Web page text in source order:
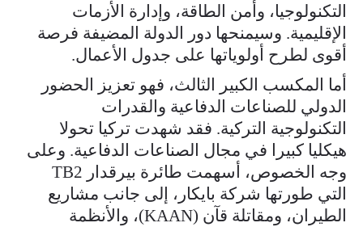
التكنولوجيا، وأمن الطاقة، وإدارة الأزمات
الإقليمية. وسيمنحها دور الدولة المضيفة فرصة
أقوى لطرح أولوياتها على جدول الأعمال.
أما المكسب الكبير الثالث، فهو تعزيز الحضور
الدولي للصناعات الدفاعية والقدرات
التكنولوجية التركية. فقد شهدت تركيا تحولا
هيكليا كبيرا في مجال الصناعات الدفاعية. وعلى
وجه الخصوص، أسهمت طائرة بيرقدار TB2
التي طورتها شركة بايكار، إلى جانب مشاريع
الطيران، ومقاتلة قآن (KAAN)، والأنظمة